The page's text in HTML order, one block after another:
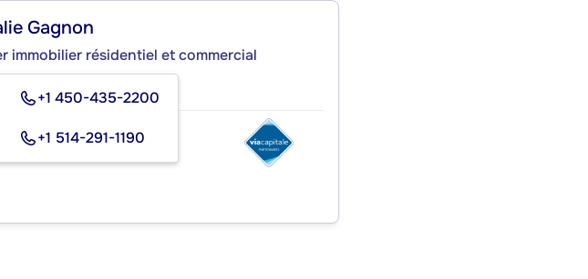
Gagnon
immobilier résidentiel et commercial
+1 450-435-2200
+1 514-291-1190
PARTENAIRES